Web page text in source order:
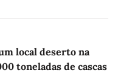
local deserto na
toneladas de cascas